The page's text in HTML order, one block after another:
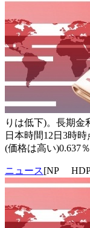
りは低下)。長期金
日本時間12日3時
(価格は高い)0.637
ニュース[NP HDP